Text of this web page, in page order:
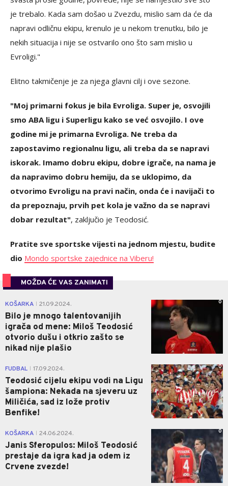
je trebalo. Kada sam došao u Zvezdu, mislio sam da će da
napravi odličnu ekipu, krenulo je u nekom trenutku, bilo je
nekih situacija i nije se ostvarilo ono što sam mislio u
Evroligi."
Elitno takmičenje je za njega glavni cilj i ove sezone.
"Moj primarni fokus je bila Evroliga. Super je, osvojili
smo ABA ligu i Superligu kako se već osvojilo. I ove
godine mi je primarna Evroliga. Ne treba da
zapostavimo regionalnu ligu, ali treba da se napravi
iskorak. Imamo dobru ekipu, dobre igrače, na nama je
da napravimo dobru hemiju, da se uklopimo, da
otvorimo Evroligu na pravi način, onda će i navijači to
da prepoznaju, prvih pet kola je važno da se napravi
dobar rezultat", zaključio je Teodosić.
Pratite sve sportske vijesti na jednom mjestu, budite
dio Mondo sportske zajednice na Viberu!
MOŽDA ĆE VAS ZANIMATI
KOŠARKA 21.09.2024.
Bilo je mnogo talentovanijih
igrača od mene: Miloš Teodosić
otvorio dušu i otkrio zašto se
nikad nije plašio
0
FUDBAL 17.09.2024.
Teodosić cijelu ekipu vodi na Ligu
šampiona: Nekada na sjeveru uz
Miličića, sad iz lože protiv
Benfike!
0
KOŠARKA 24.06.2024.
Janis Sferopulos: Miloš Teodosić
prestaje da igra kad ja odem iz
Crvene zvezde!
0